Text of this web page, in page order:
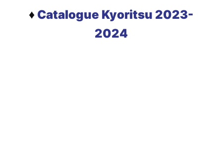
♦ Catalogue Kyoritsu 2023-
2024